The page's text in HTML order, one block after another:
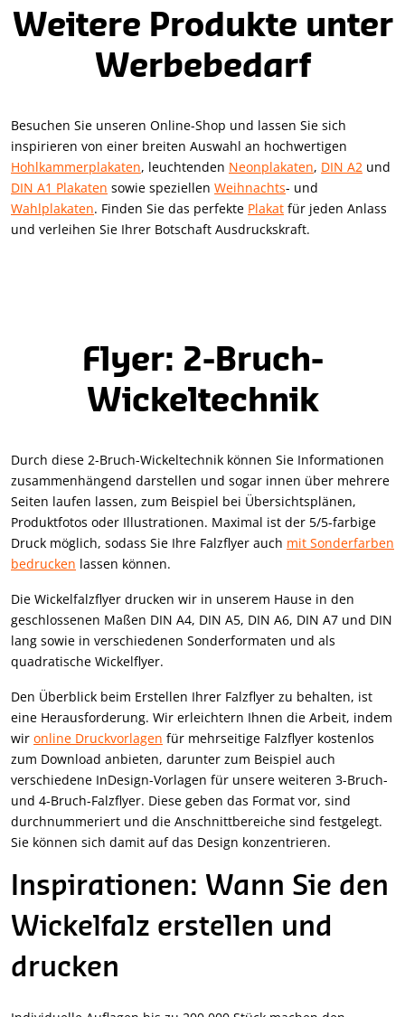
Weitere Produkte unter
Werbebedarf
Besuchen Sie unseren Online-Shop und lassen Sie sich
inspirieren von einer breiten Auswahl an hochwertigen
Hohlkammerplakaten, leuchtenden Neonplakaten, DIN A2 und
DIN A1 Plakaten sowie speziellen Weihnachts- und
Wahlplakaten. Finden Sie das perfekte Plakat für jeden Anlass
und verleihen Sie Ihrer Botschaft Ausdruckskraft.
Flyer: 2-Bruch-
Wickeltechnik
Durch diese 2-Bruch-Wickeltechnik können Sie Informationen
zusammenhängend darstellen und sogar innen über mehrere
Seiten laufen lassen, zum Beispiel bei Übersichtsplänen,
Produktfotos oder Illustrationen. Maximal ist der 5/5-farbige
Druck möglich, sodass Sie Ihre Falzflyer auch mit Sonderfarben
bedrucken lassen können.
Die Wickelfalzflyer drucken wir in unserem Hause in den
geschlossenen Maßen DIN A4, DIN A5, DIN A6, DIN A7 und DIN
lang sowie in verschiedenen Sonderformaten und als
quadratische Wickelflyer.
Den Überblick beim Erstellen Ihrer Falzflyer zu behalten, ist
eine Herausforderung. Wir erleichtern Ihnen die Arbeit, indem
wir online Druckvorlagen für mehrseitige Falzflyer kostenlos
zum Download anbieten, darunter zum Beispiel auch
verschiedene InDesign-Vorlagen für unsere weiteren 3-Bruch-
und 4-Bruch-Falzflyer. Diese geben das Format vor, sind
durchnummeriert und die Anschnittbereiche sind festgelegt.
Sie können sich damit auf das Design konzentrieren.
Inspirationen: Wann Sie den
Wickelfalz erstellen und
drucken